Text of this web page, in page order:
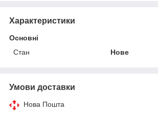
Характеристики
Основні
Стан
Нове
Умови доставки
Нова Пошта